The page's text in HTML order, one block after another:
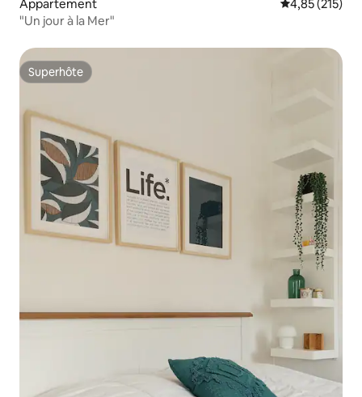
Appartement Évaluation
4,85 (215)
"Un jour à la Mer"
Superhôte
Superhôte